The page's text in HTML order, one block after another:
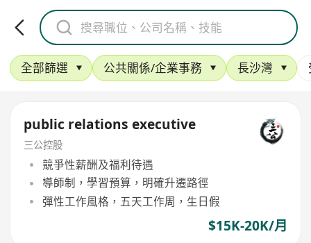
全部篩選 公共關係/企業事務 長沙灣
public relations executive
三公控股
競爭性薪酬及福利待遇
導師制，學習預算，明確升遷路徑
彈性工作風格，五天工作周，生日假
$15K-20K/月